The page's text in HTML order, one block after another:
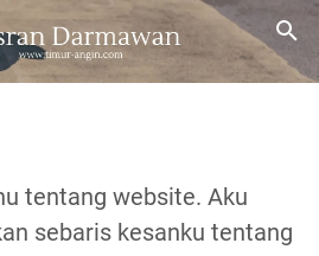
tentang website. Aku
sebaris kesanku tentang